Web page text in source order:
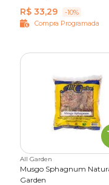
R$ 33,29
-10%
Compra Programada
All Garden
Musgo Sphagnum
Garden